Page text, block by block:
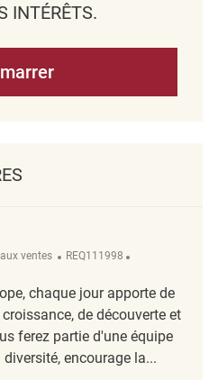
INTÉRÊTS.
ventes
REQ111998
chaque jour apporte de
de découverte et
ferez partie d'une équipe
encourage la...